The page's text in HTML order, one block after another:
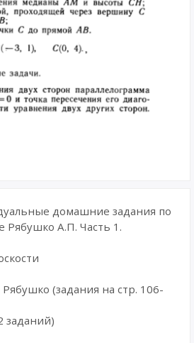
домашние задания по
Рябушко А.П. Часть 1.
(задания на стр. 106-
заданий)